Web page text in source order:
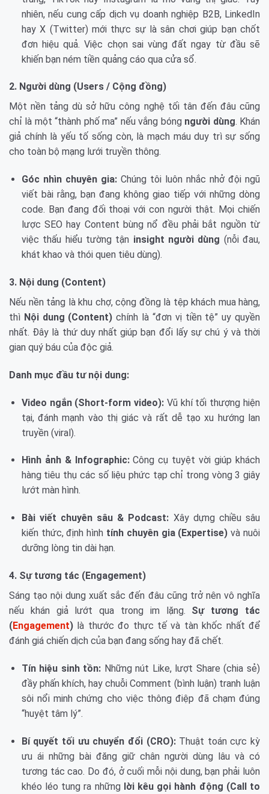
nhiên, nếu cung cấp dịch vụ doanh nghiệp B2B, LinkedIn
hay X (Twitter) mới thực sự là sân chơi giúp bạn chốt
đơn hiệu quả. Việc chọn sai vùng đất ngay từ đầu sẽ
khiến bạn ném tiền quảng cáo qua cửa sổ.
2. Người dùng (Users / Cộng đồng)
Một nền tảng dù sở hữu công nghệ tối tân đến đâu cũng
chỉ là một “thành phố ma” nếu vắng bóng người dùng. Khán
giả chính là yếu tố sống còn, là mạch máu duy trì sự sống
cho toàn bộ mạng lưới truyền thông.
Góc nhìn chuyên gia:Chúng tôi luôn nhắc nhở đội ngũ
viết bài rằng, bạn đang không giao tiếp với những dòng
code. Bạn đang đối thoại với con người thật. Mọi chiến
lược SEO hay Content bùng nổ đều phải bắt nguồn từ
việc thấu hiểu tường tận insight người dùng (nỗi đau,
khát khao và thói quen tiêu dùng).
3. Nội dung (Content)
Nếu nền tảng là khu chợ, cộng đồng là tệp khách mua hàng,
thì Nội dung (Content) chính là “đơn vị tiền tệ” uy quyền
nhất. Đây là thứ duy nhất giúp bạn đổi lấy sự chú ý và thời
gian quý báu của độc giả.
Danh mục đầu tư nội dung:
Video ngắn (Short-form video): Vũ khí tối thượng hiện
tại, đánh mạnh vào thị giác và rất dễ tạo xu hướng lan
truyền (viral).
Hình ảnh & Infographic:Công cụ tuyệt vời giúp khách
hàng tiêu thụ các số liệu phức tạp chỉ trong vòng 3 giây
lướt màn hình.
Bài viết chuyên sâu & Podcast: Xây dựng chiều sâu
kiến thức, định hình tính chuyên gia (Expertise) và nuôi
dưỡng lòng tin dài hạn.
4. Sự tương tác (Engagement)
Sáng tạo nội dung xuất sắc đến đâu cũng trở nên vô nghĩa
nếu khán giả lướt qua trong im lặng. Sự tương tác
(Engagement) là thước đo thực tế và tàn khốc nhất để
đánh giá chiến dịch của bạn đang sống hay đã chết.
Tín hiệu sinh tồn: Những nút Like, lượt Share (chia sẻ)
đầy phấn khích, hay chuỗi Comment (bình luận) tranh luận
sôi nổi minh chứng cho việc thông điệp đã chạm đúng
“huyệt tâm lý”.
Bí quyết tối ưu chuyển đổi (CRO):Thuật toán cực kỳ
ưu ái những bài đăng giữ chân người dùng lâu và có
tương tác cao. Do đó, ở cuối mỗi nội dung, bạn phải luôn
khéo léo tung ra những lời kêu gọi hành động (Call to